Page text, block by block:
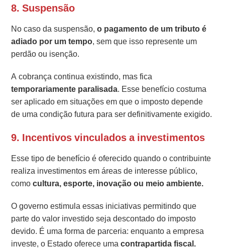
8.Suspensão
No caso da suspensão,o pagamento de um tributo é
adiado por um tempo, sem que isso represente um
perdão ou isenção.
A cobrança continua existindo, mas fica
temporariamente paralisada. Esse benefício costuma
ser aplicado em situações em que o imposto depende
de uma condição futura para ser definitivamente exigido.
9. Incentivos vinculados a investimentos
Esse tipo de benefício é oferecido quando o contribuinte
realiza investimentos em áreas de interesse público,
comocultura, esporte, inovação ou meio ambiente.
O governo estimula essas iniciativas permitindo que
parte do valor investido seja descontado do imposto
devido. É uma forma de parceria: enquanto a empresa
investe, o Estado oferece umacontrapartida fiscal.